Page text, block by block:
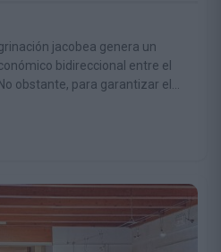
jacobeo bajo el
ULTREIA SUDOE
jacobea genera un
bidireccional entre el
obstante, para garantizar el